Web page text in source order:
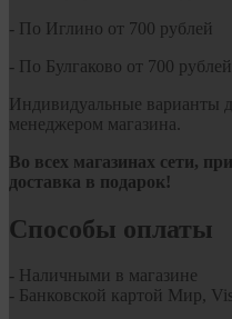
- По Иглино от 700 рублей
- По Булгаково от 700 рублей
Индивидуальные варианты
менеджером магазина.
Во всех магазинах сети,
доставка в подарок!
Способы оплаты
- Наличными в магазине
- Банковской картой Мир,